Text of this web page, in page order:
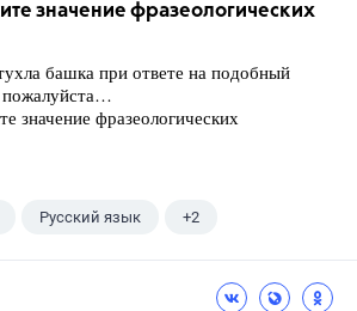
значение фразеологических
башка при ответе на подобный
значение фразеологических
Русский язык +2